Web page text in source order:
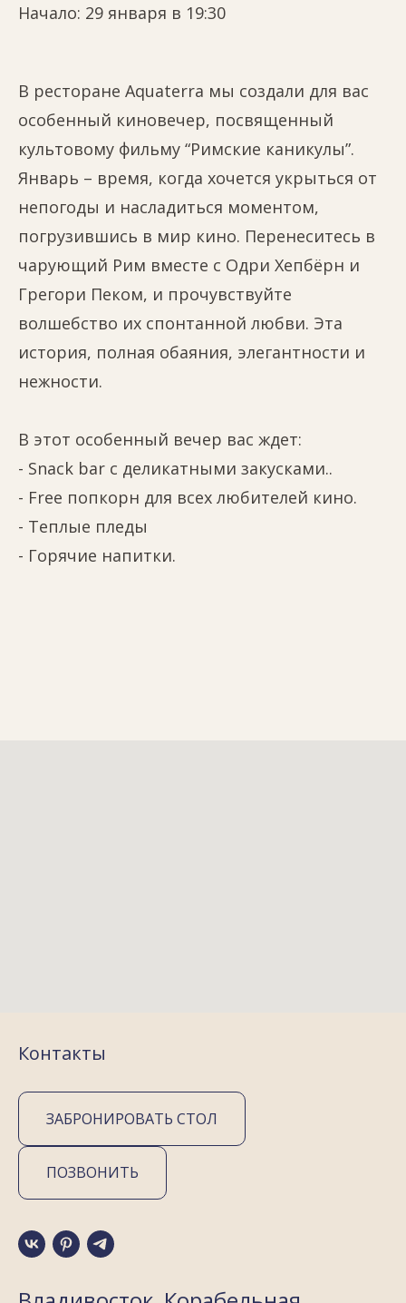
Начало: 29 января в 19:30
В ресторане Aquaterra мы создали для вас
особенный киновечер, посвященный
культовому фильму “Римские каникулы”.
Январь – время, когда хочется укрыться от
непогоды и насладиться моментом,
погрузившись в мир кино. Перенеситесь в
чарующий Рим вместе с Одри Хепбёрн и
Грегори Пеком, и прочувствуйте
волшебство их спонтанной любви. Эта
история, полная обаяния, элегантности и
нежности.
В этот особенный вечер вас ждет:
- Snack bar с деликатными закусками..
- Free попкорн для всех любителей кино.
- Теплые пледы
- Горячие напитки.
Контакты
ЗАБРОНИРОВАТЬ СТОЛ
ПОЗВОНИТЬ